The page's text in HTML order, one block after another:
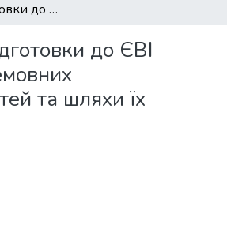
Труднощі підготовки до ЄВІ студентів немовних спеціальностей та шляхи їх подолання
до ЄВІ
та шляхи їх